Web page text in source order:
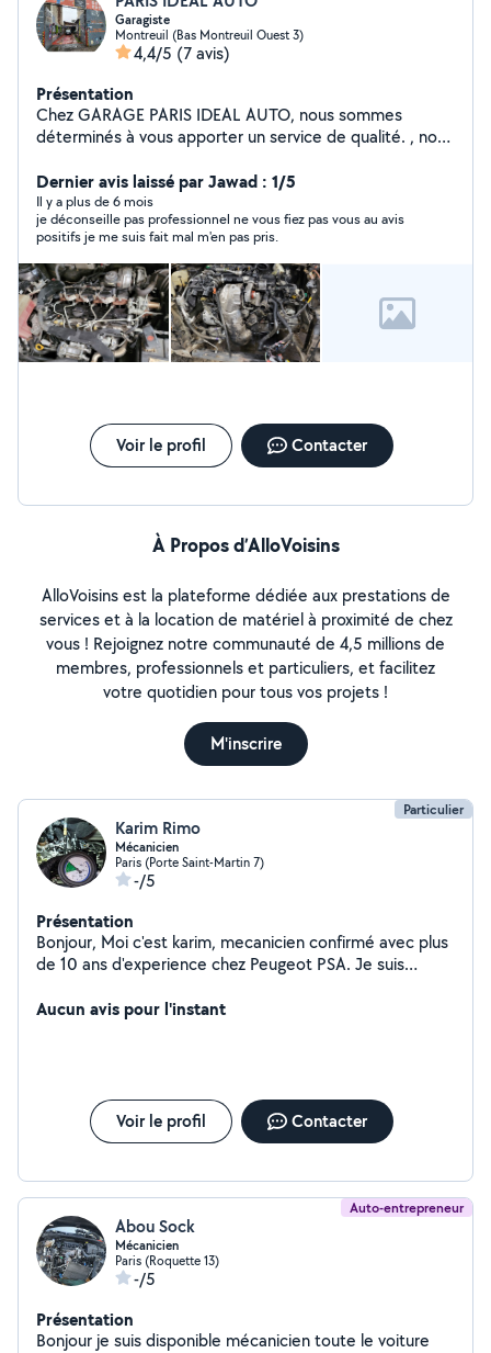
Garagiste
Montreuil (Bas Montreuil Ouest 3)
4,4/5 (7 avis)
Présentation
Chez GARAGE PARIS IDEAL AUTO, nous sommes
déterminés à vous apporter un service de qualité. , nous
VOLTAIRE.93100 MONTREUIL Professionnel de la
mécanique , nous disposons du savoir-faire et de
l'expertise nécessaires pour les prestations à faire sur
votre automobile. A Bientôt chez Paris ideal auto.
Dernier avis laissé par Jawad : 1/5
Il y a plus de 6 mois
je déconseille pas professionnel ne vous fiez pas vous au avis
positifs je me suis fait mal m'en pas pris.
Voir le profil Contacter
À Propos d’AlloVoisins
AlloVoisins est la plateforme dédiée aux prestations de
services et à la location de matériel à proximité de chez
vous ! Rejoignez notre communauté de 4,5 millions de
membres, professionnels et particuliers, et facilitez
votre quotidien pour tous vos projets !
M'inscrire
Particulier
Karim Rimo
Mécanicien
Paris (Porte Saint-Martin 7)
-/5
Présentation
Bonjour, Moi c'est karim, mecanicien confirmé avec plus
de 10 ans d'experience chez Peugeot PSA. Je suis
tout type de travaux de la simple vidange, aux
pas a me contacter
Aucun avis pour l'instant
Voir le profil Contacter
Auto-entrepreneur
Abou Sock
Mécanicien
Paris (Roquette 13)
-/5
Présentation
Bonjour je suis disponible mécanicien toute le voiture